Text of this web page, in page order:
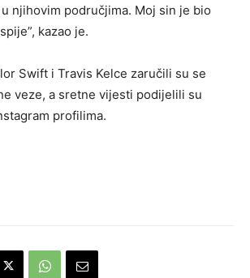
njihovim područjima. Moj sin je bio
kazao je.
Swift i Travis Kelce zaručili su se
veze, a sretne vijesti podijelili su
profilima.